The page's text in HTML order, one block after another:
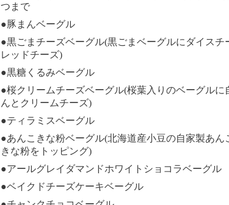
つまで
●豚まんベーグル
●黒ごまチーズベーグル(黒ごまベーグルにダイスチ
レッドチーズ)
●黒糖くるみベーグル
●桜クリームチーズベーグル(桜葉入りのベーグルに
んとクリームチーズ)
●ティラミスベーグル
●あんこきな粉ベーグル(北海道産小豆の自家製あん
きな粉をトッピング)
●アールグレイダマンドホワイトショコラベーグル
●ベイクドチーズケーキベーグル